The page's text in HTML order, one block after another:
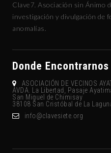
Clave7. Asociación sin Ánimo
investigación y divulgación de
anomalías.
Donde Encontrarnos
ASOCIACIÓN DE VECINOS
AVDA. La Libertad, Pasaje
San Miguel de Chimisay
38108 San Cristóbal de La
gro.eteisevalc@ofni